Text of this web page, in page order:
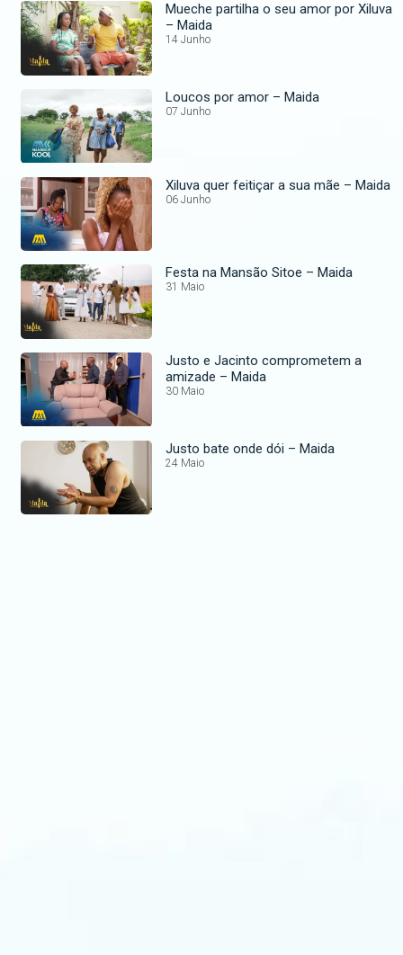
Mueche partilha o seu amor por Xiluva
– Maida
14 Junho
Loucos por amor – Maida
07 Junho
Xiluva quer feitiçar a sua mãe – Maida
06 Junho
Festa na Mansão Sitoe – Maida
31 Maio
Justo e Jacinto comprometem a
amizade – Maida
30 Maio
Justo bate onde dói – Maida
24 Maio